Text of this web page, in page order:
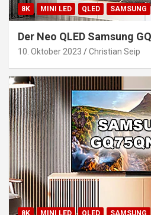
8K MINI LED QLED SAMSUNG
Der Neo QLED Samsung
10. Oktober 2023 Christian Seip
8K MINI LED QLED SAMSUNG